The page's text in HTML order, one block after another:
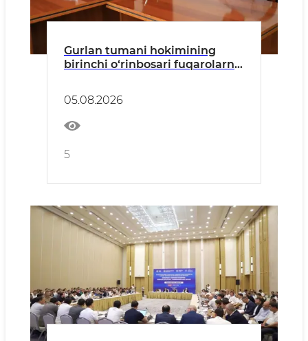
Gurlan tumani hokimining
birinchi o‘rinbosari fuqarolarni
05.08.2026
5